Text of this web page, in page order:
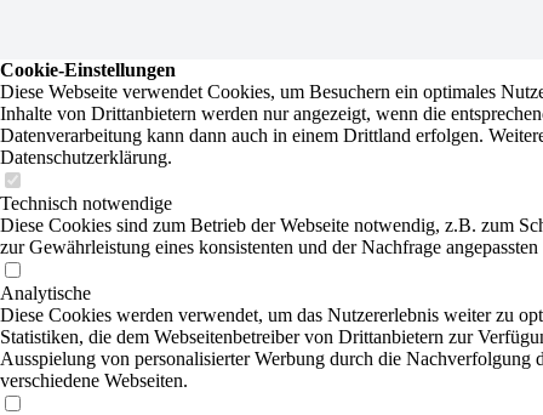
Cookie-Einstellungen
Diese Webseite verwendet Cookies, um Besuchern ein optimales
Inhalte von Drittanbietern werden nur angezeigt, wenn die
Datenverarbeitung kann dann auch in einem Drittland erfolgen.
Datenschutzerklärung.
Technisch notwendige
Diese Cookies sind zum Betrieb der Webseite notwendig, z.B. zum
zur Gewährleistung eines konsistenten und der Nachfrage
Analytische
Diese Cookies werden verwendet, um das Nutzererlebnis weiter zu
Statistiken, die dem Webseitenbetreiber von Drittanbietern zur
Ausspielung von personalisierter Werbung durch die Nachverfolgung
verschiedene Webseiten.